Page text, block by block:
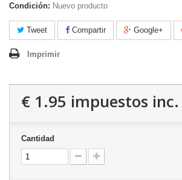
Condición: Nuevo producto
Tweet Compartir Google+
Imprimir
€ 1.95 impuestos inc.
Cantidad